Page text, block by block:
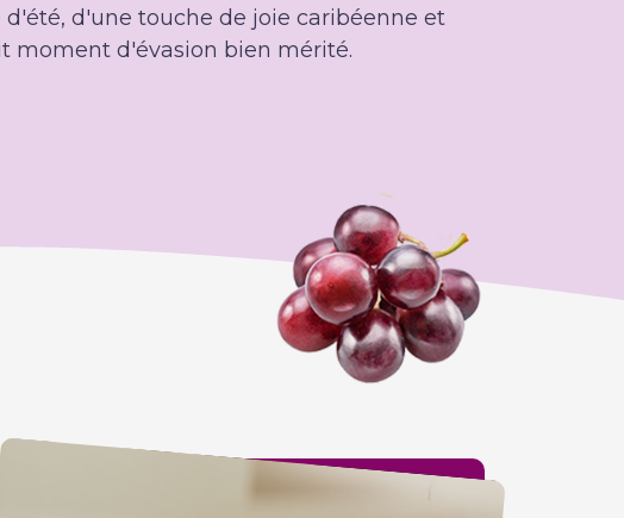
d'été, d'une touche de joie caribéenne et
moment d'évasion bien mérité.